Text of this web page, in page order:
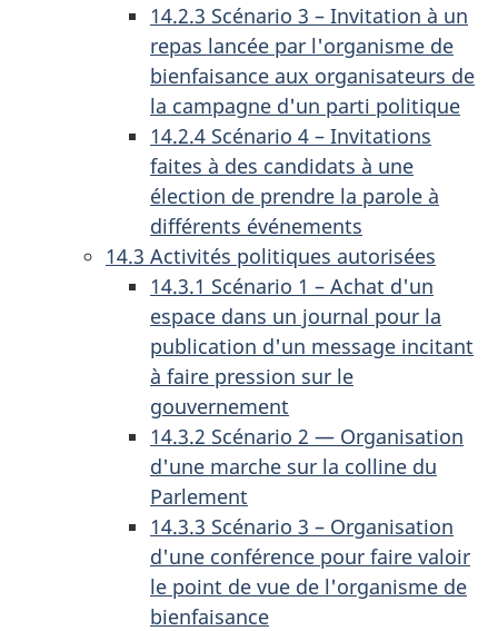
14.2.3 Scénario 3 – Invitation à un
repas lancée par l'organisme de
bienfaisance aux organisateurs de
la campagne d'un parti politique
14.2.4 Scénario 4 – Invitations
faites à des candidats à une
élection de prendre la parole à
différents événements
14.3 Activités politiques autorisées
14.3.1 Scénario 1 – Achat d'un
espace dans un journal pour la
publication d'un message incitant
à faire pression sur le
gouvernement
14.3.2 Scénario 2 — Organisation
d'une marche sur la colline du
Parlement
14.3.3 Scénario 3 – Organisation
d'une conférence pour faire valoir
le point de vue de l'organisme de
bienfaisance